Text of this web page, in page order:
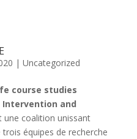
| Uncategorized
course studies
and
une coalition unissant
trois équipes de recherche